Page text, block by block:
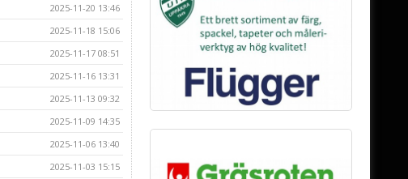
2025-11-20 13:46
2025-11-18 15:06
2025-11-17 08:51
2025-11-16 13:31
2025-11-13 09:32
2025-11-09 14:35
2025-11-06 13:40
2025-11-03 15:15